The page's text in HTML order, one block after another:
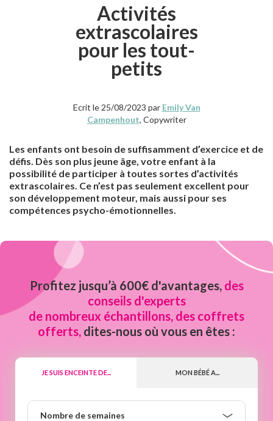
Activités
extrascolaires
pour les tout-
petits
Ecrit le 25/08/2023 par Emily Van
Campenhout, Copywriter
Les enfants ont besoin de suffisamment d’exercice et de
défis. Dès son plus jeune âge, votre enfant à la
possibilité de participer à toutes sortes d’activités
extrascolaires. Ce n’est pas seulement excellent pour
son développement moteur, mais aussi pour ses
compétences psycho-émotionnelles.
Profitez jusqu’à 600€ d'avantages, des
conseils d'experts
de nombreux échantillons, des coffrets
offerts, dites-nous où vous en êtes :
JE SUIS ENCEINTE DE... MON BÉBÉ A...
Nombre de semaines